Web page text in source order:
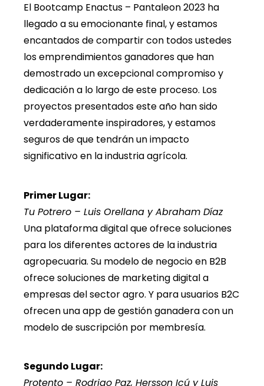
El Bootcamp Enactus – Pantaleon 2023 ha
llegado a su emocionante final, y estamos
encantados de compartir con todos ustedes
los emprendimientos ganadores que han
demostrado un excepcional compromiso y
dedicación a lo largo de este proceso. Los
proyectos presentados este año han sido
verdaderamente inspiradores, y estamos
seguros de que tendrán un impacto
significativo en la industria agrícola.
Primer Lugar:
Tu Potrero – Luis Orellana y Abraham Díaz
Una plataforma digital que ofrece soluciones
para los diferentes actores de la industria
agropecuaria. Su modelo de negocio en B2B
ofrece soluciones de marketing digital a
empresas del sector agro. Y para usuarios B2C
ofrecen una app de gestión ganadera con un
modelo de suscripción por membresía.
Segundo Lugar:
Protento – Rodrigo Paz, Hersson Icú y Luis